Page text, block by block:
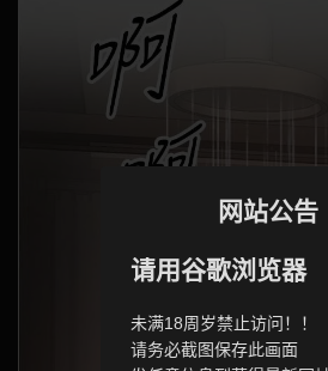
网站公告
请用谷歌浏览器
未满18周岁禁止访问！！
请务必截图保存此画面